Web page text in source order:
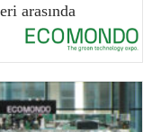
arasında